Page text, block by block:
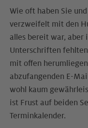
Wie oft haben Sie
verzweifelt mit den
alles bereit war, aber
Unterschriften
mit offen
abzufangenden E-
wohl kaum
ist Frust auf beiden
Terminkalender.